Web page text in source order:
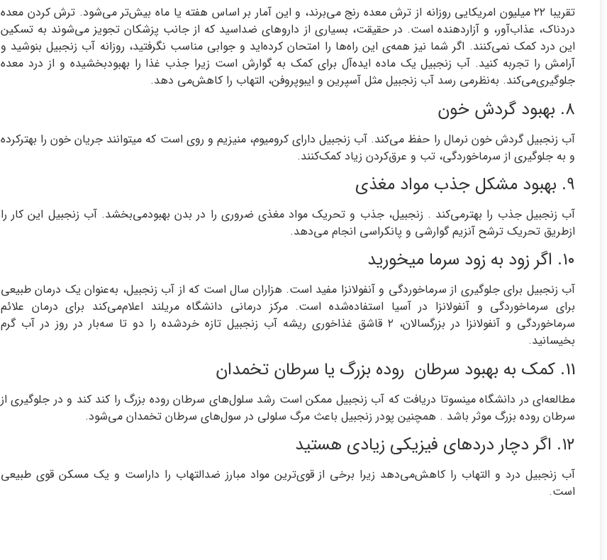
تقریبا ۲۲ میلیون امریکایی روزانه از ترش معده رنج می‌برند، و این آمار بر اساس هفته یا ماه بیش‌تر می‌شود. ترش کردن معده
دردناک، عذاب‌آور، و آزاردهنده است. در حقیقت، بسیاری از داروهای ضداسید که از جانب پزشکان تجویز می‌شوند به تسکین
این درد کمک نمی‌کنند. اگر شما نیز همه‌ی این راه‌ها را امتحان کرده‌اید و جوابی مناسب نگرفتید، روزانه آب زنجبیل‌ بنوشید و
آرامش را تجربه کنید. آب زنجبیل یک ماده ایده‌آل برای کمک به گوارش است زیرا جذب غذا را بهبودبخشیده و از درد معده
جلوگیری‌می‌کند. به‌نظرمی رسد آب زنجبیل مثل آسپرین و ایبوپروفن، التهاب را کاهش‌می دهد.
۸. بهبود گردش خون
آب زنجبیل گردش خون نرمال را حفظ‌ می‌کند. آب زنجبیل دارای کرومیوم، منیزیم و روی است که میتوانند جریان خون را بهترکرده
و به جلوگیری از سرماخوردگی، تب و عرق‌کردن زیاد کمک‌کنند.
۹. بهبود مشکل جذب مواد مغذی
آب زنجبیل جذب را بهترمی‌کند . زنجبیل، جذب و تحریک مواد مغذی ضروری را در بدن بهبودمی‌بخشد. آب زنجبیل این کار را
ازطریق تحریک ترشح آنزیم گوارشی و پانکراسی انجام‌ می‌دهد.
۱۰. اگر زود به زود سرما میخورید
آب زنجبیل برای جلوگیری از سرماخوردگی و آنفولانزا مفید است. هزاران سال است که از آب زنجبیل، به‌عنوان یک درمان طبیعی
برای سرماخوردگی و آنفولانزا در آسیا استفاده‌شده است. مرکز درمانی دانشگاه مریلند اعلام‌می‌کند برای درمان علائم
سرماخوردگی و آنفولانزا در بزرگسالان، ۲ قاشق غذاخوری ریشه آب زنجبیل تازه خردشده را دو تا سه‌بار در روز در آب گرم
بخیسانید.
11. کمک به بهبود سرطان روده بزرگ یا سرطان تخمدان
مطالعه‌ای در دانشگاه مینسوتا دریافت که آب زنجبیل ممکن است رشد سلول‌های سرطان روده بزرگ را کند کند و در جلوگیری از
سرطان روده بزرگ موثر باشد . همچنین پودر زنجبیل باعث مرگ سلولی در سول‌های سرطان تخمدان می‌شود.
۱۲. اگر دچار دردهای فیزیکی زیادی هستید
آب زنجبیل درد و التهاب را کاهش‌می‌دهد زیرا برخی از قوی‌ترین مواد مبارز ضدالتهاب را داراست و یک مسکن قوی طبیعی
است.